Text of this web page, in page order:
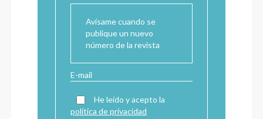
Avísame cuando se
publique un nuevo
número de la revista
He leído y acepto la
política de privacidad